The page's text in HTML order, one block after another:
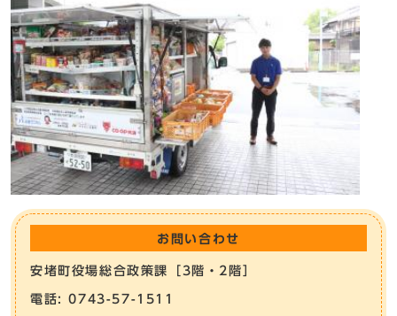
お問い合わせ
安堵町役場総合政策課［3階・2階］
電話: 0743-57-1511